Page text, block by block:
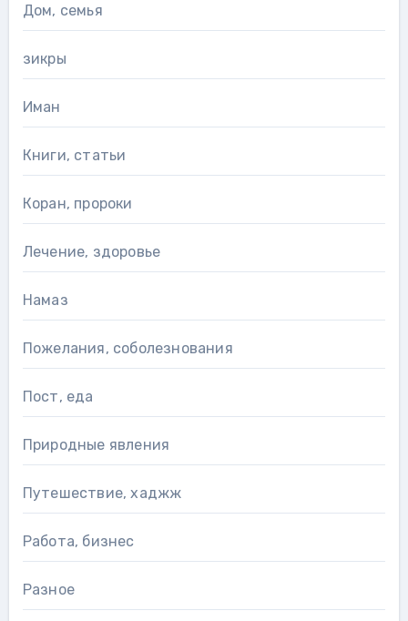
Дом, семья
зикры
Иман
Книги, статьи
Коран, пророки
Лечение, здоровье
Намаз
Пожелания, соболезнования
Пост, еда
Природные явления
Путешествие, хаджж
Работа, бизнес
Разное